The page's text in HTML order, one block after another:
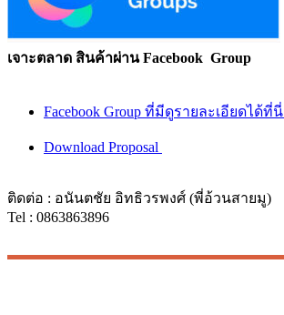
เจาะตลาด สินค้าผ่าน Facebook Group
Facebook Group ที่มีดูรายละเอียดได้ที่นี่
Download Proposal
ติดต่อ : อนันตชัย อิทธิวรพงศ์ (พี่อ้วนสายมู)
Tel : 0863863896